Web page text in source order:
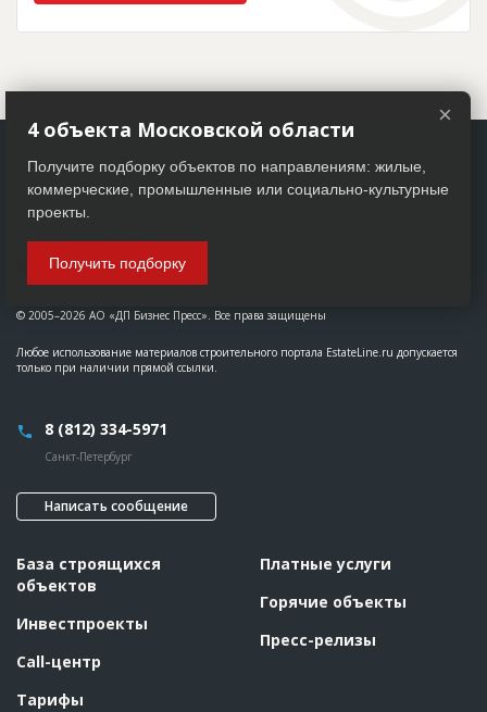
© 2005–2026 АО «ДП Бизнес Пресс». Все права защищены
Любое использование материалов строительного портала EstateLine.ru допускается
только при наличии прямой ссылки.
8 (812) 334-5971
Санкт-Петербург
Написать сообщение
База строящихся
объектов
Инвестпроекты
Call-центр
Тарифы
Платные услуги
Горячие объекты
Пресс-релизы
×
4 объекта Московской области
Получите подборку объектов по направлениям: жилые,
коммерческие, промышленные или социально-культурные
проекты.
Получить подборку